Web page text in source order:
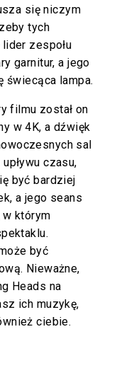
się niczym
tych
zespołu
garnitur, a jego
świecąca lampa.
filmu został on
w 4K, a dźwięk
sal
czasu,
być bardziej
a jego seans
którym
być
Nieważne,
Heads na
ich muzykę,
ciebie.